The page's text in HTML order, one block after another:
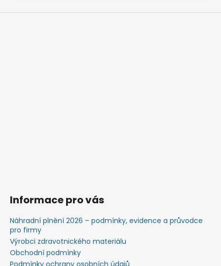
Informace pro vás
Náhradní plnění 2026 – podmínky, evidence a průvodce
pro firmy
Výrobci zdravotnického materiálu
Obchodní podmínky
Podmínky ochrany osobních údajů